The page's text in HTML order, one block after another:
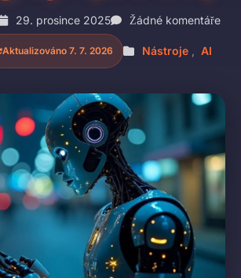
29. prosince 2025 Žádné komentáře
Aktualizováno 7. 7. 2026 Nástroje AI